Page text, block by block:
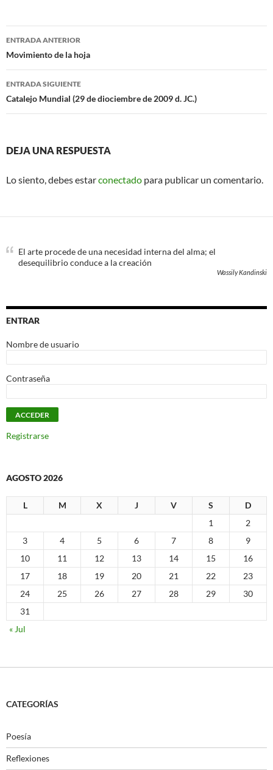
o
o
e
r
Navegación
de
entradas
ENTRADA ANTERIOR
Movimiento de la hoja
ENTRADA SIGUIENTE
Catalejo Mundial (29 de diociembre de 2009 d. JC.)
DEJA UNA RESPUESTA
Lo siento, debes estarconectado para publicar un comentario.
El arte procede de una necesidad interna del alma; el
desequilibrio conduce a la creación
Wassily Kandinski
ENTRAR
Nombre de usuario
Contraseña
Registrarse
AGOSTO 2026
L M X J V S
D
1
2
3
4 5 6 7 8
9
10
11 12 13 14 15
16
17
18 19 20 21 22
23
24
25 26 27 28 29
30
31
« Jul
CATEGORÍAS
Poesía
Reflexiones